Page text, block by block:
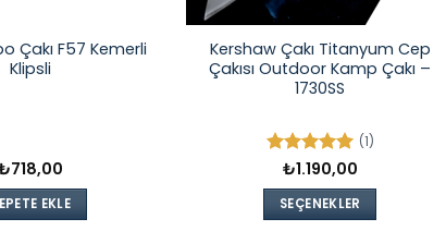
Çakı F57 Kemerli
Klipsli
718,00
EKLE
Kershaw Çakı Titanyum Cep
Çakısı Outdoor Kamp Çakı –
1730SS
5 üzerinden
(1)
₺1.190,00
SEÇENEKLER